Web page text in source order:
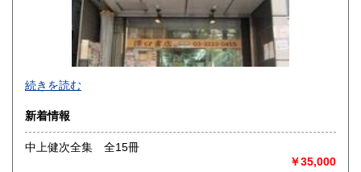
180円
最寄駅：神保町駅
営業時間：11:00〜18:00
定休日：年中無休 ※年末年始(12/31～1/2)は除く
続きを読む
新着情報
中上健次全集 全15冊
￥35,000